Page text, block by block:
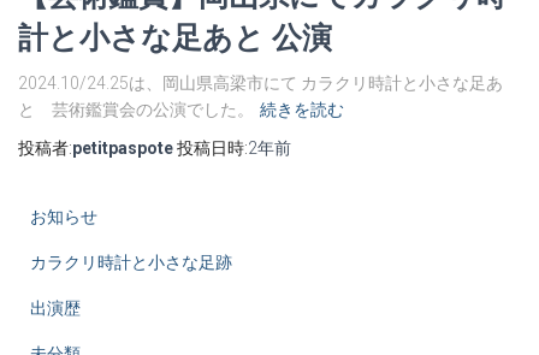
計と小さな足あと 公演
2024.10/24.25は、岡山県高梁市にて カラクリ時計と小さな足あ
と 芸術鑑賞会の公演でした。
続きを読む
投稿者:petitpaspote投稿日時:2年前
お知らせ
カラクリ時計と小さな足跡
出演歴